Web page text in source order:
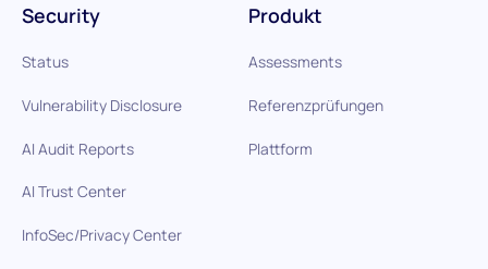
Produkt
Assessments
Referenzprüfungen
Plattform
Security
Status
Vulnerability Disclosure
AI Audit Reports
AI Trust Center
InfoSec/Privacy Center